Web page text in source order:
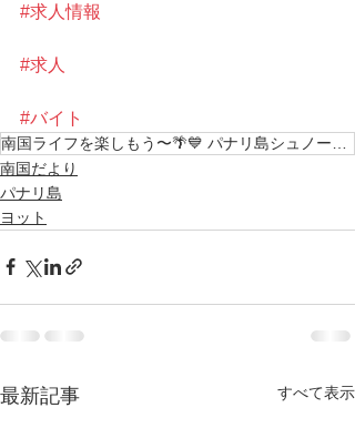
#求人情報
#求人
#バイト
南国だより
パナリ島
ヨット
最新記事 すべて表示